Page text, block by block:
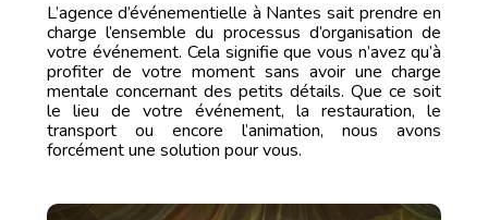
L’agence d’événementielle à Nantes sait prendre en
charge l’ensemble du processus d’organisation de
votre événement. Cela signifie que vous n’avez qu’à
profiter de votre moment sans avoir une charge
mentale concernant des petits détails. Que ce soit
le lieu de votre événement, la restauration, le
transport ou encore l’animation, nous avons
forcément une solution pour vous.